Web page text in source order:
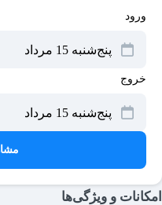
ورود
خروج
امکانات و ویژگی‌ها